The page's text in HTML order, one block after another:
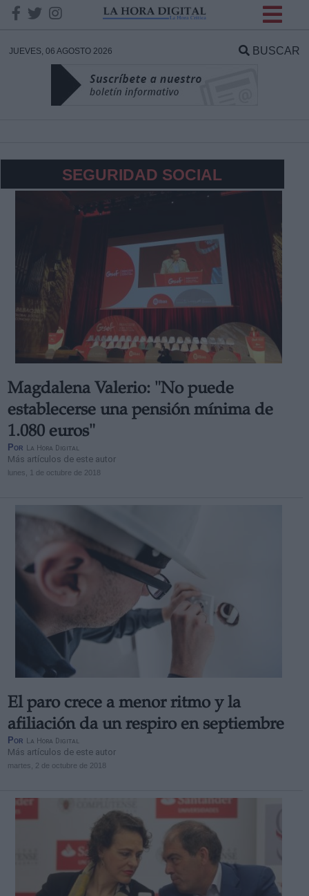
JUEVES, 06 AGOSTO 2026 BUSCAR
SEGURIDAD SOCIAL
Magdalena Valerio: "No puede
establecerse una pensión mínima de
1.080 euros"
Por La Hora Digital
Más artículos de este autor
lunes, 1 de octubre de 2018
El paro crece a menor ritmo y la
afiliación da un respiro en septiembre
Por La Hora Digital
Más artículos de este autor
martes, 2 de octubre de 2018
DATOS
Responsable:
Destinatarios:
Derechos:
Información adicional
link